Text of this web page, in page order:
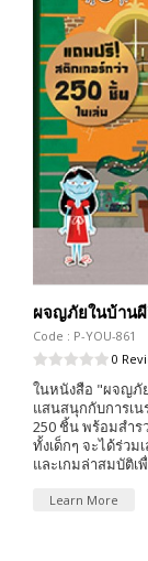
ผจญภัยในบ้าน
Code : P-YOU-861
0
ในหนังสือ "ผจญภั
แสนสนุกกับการเ
250 ชิ้น พร้อมสำร
ทั้งเด็กๆ จะได้ร่ว
และเกมล่าสมบัติ
Learn More